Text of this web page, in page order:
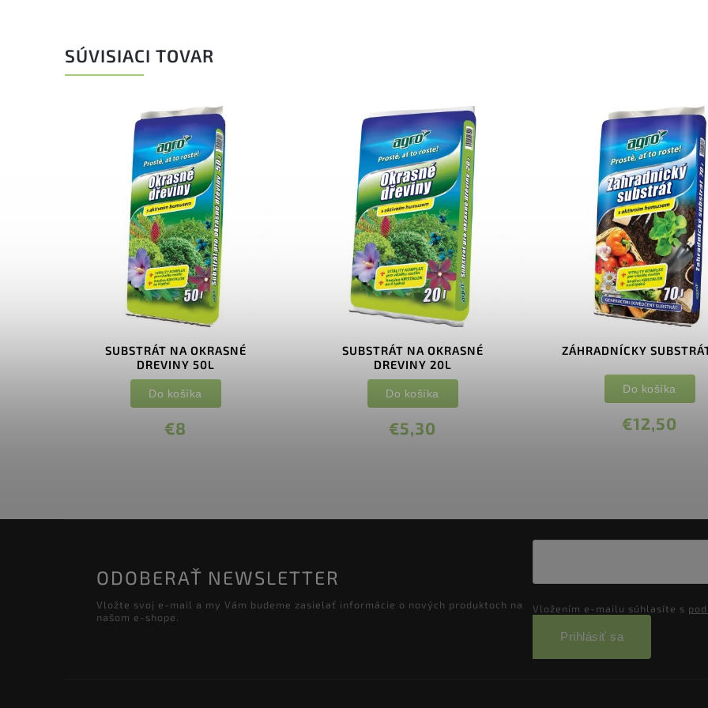
SÚVISIACI TOVAR
SUBSTRÁT NA OKRASNÉ
DREVINY 50L
€8
Do košíka
SUBSTRÁT NA OKRASNÉ
DREVINY 20L
€5,30
Do košíka
ZÁHRADNÍCKY
€12,50
Do košíka
ODOBERAŤ NEWSLETTER
Vložte svoj e-mail a my Vám budeme zasielať informácie o nových produktoch na
našom e-shope.
Vložením e-mailu súhlasíte s
Prihlásiť sa